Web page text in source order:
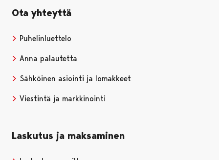
Ota yhteyttä
Puhelinluettelo
Anna palautetta
Sähköinen asiointi ja lomakkeet
Viestintä ja markkinointi
Laskutus ja maksaminen